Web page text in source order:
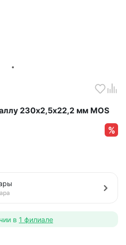
230х2,5х22,2 мм MOS
в 1 филиале